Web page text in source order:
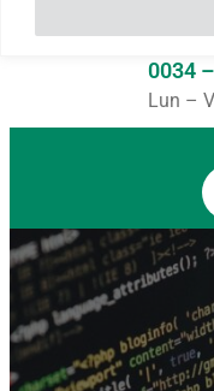
SLA
0034
Lun –